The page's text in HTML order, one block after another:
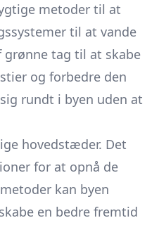
metoder til at
til at vande
grønne tag til at skabe
og forbedre den
rundt i byen uden at
hovedstæder. Det
for at opnå de
kan byen
en bedre fremtid